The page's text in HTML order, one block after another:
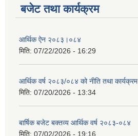
बजेट तथा कार्यक्रम
आर्थिक ऐन २०८३।०८४
मिति: 07/22/2026 - 16:29
आर्थिक वर्ष २०८३/०८४ को नीति तथा कार्यक्रम
मिति: 07/20/2026 - 13:34
बार्षिक बजेट बक्तव्य आर्थिक वर्ष २०८३-०८४
मिति: 07/02/2026 - 19:16